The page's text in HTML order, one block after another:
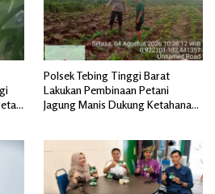
Polsek Tebing Tinggi Barat
Lakukan Pembinaan Petani
Jagung Manis Dukung Ketahanan